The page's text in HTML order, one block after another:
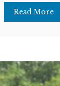
Read More